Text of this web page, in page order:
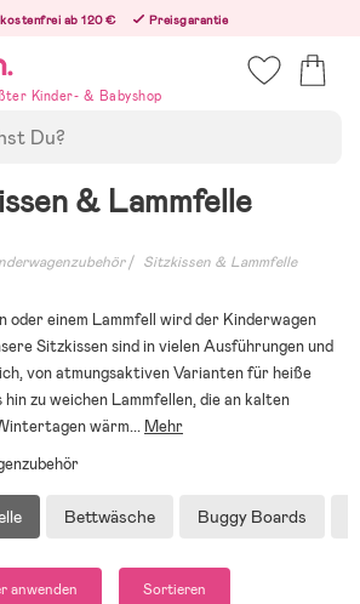
ab 120 €
Preisgarantie
Uhr eingehen, werden am nächsten Werktag versandt!
Kinder- & Babyshop
& Lammfelle
Sitzkissen & Lammfelle
oder einem Lammfell wird der Kinderwagen
Sitzkissen sind in vielen Ausführungen und
von atmungsaktiven Varianten für heiße
zu weichen Lammfellen, die an kalten
wärm... Mehr
Bettwäsche Buggy Boards
anwenden Sortieren